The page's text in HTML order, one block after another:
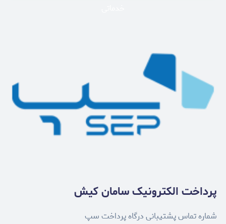
پرداخت الکترونیک سامان کیش
شماره تماس پشتیبانی درگاه پرداخت سپ